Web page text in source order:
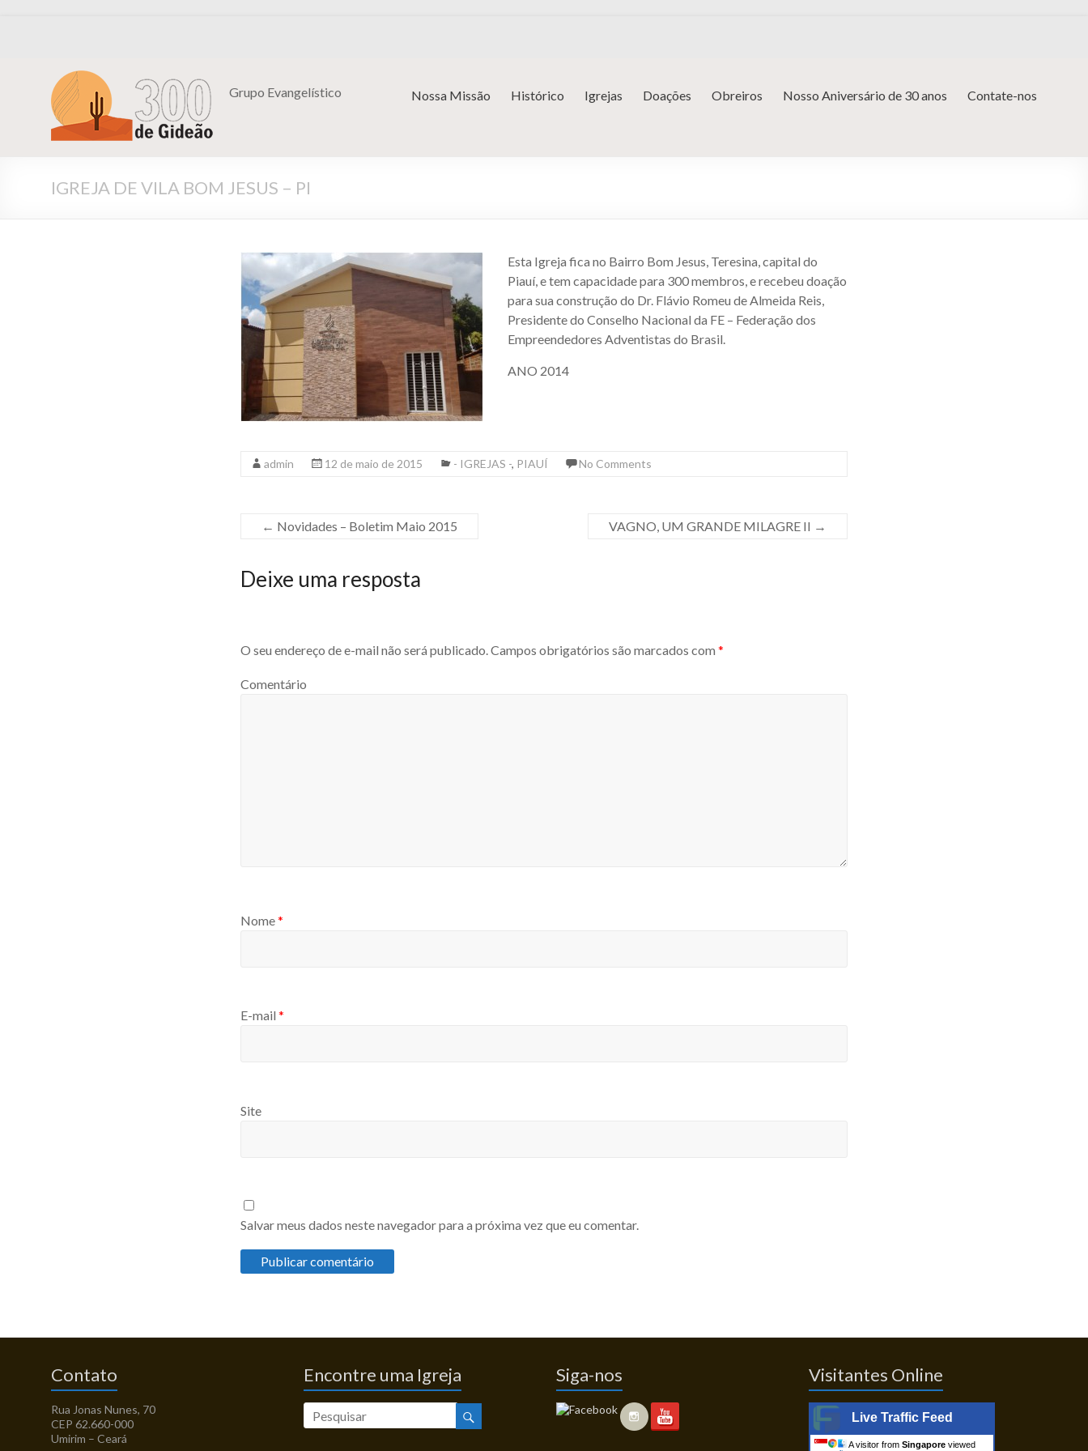
Grupo Evangelístico Nossa Missão Histórico Igrejas Doações Obreiros Nosso Aniversário de 30 anos Contate-nos
IGREJA DE VILA BOM JESUS – PI
Esta Igreja fica no Bairro Bom Jesus, Teresina, capital do
Piauí, e tem capacidade para 300 membros, e recebeu doação
para sua construção do Dr. Flávio Romeu de Almeida Reis,
Presidente do Conselho Nacional da FE – Federação dos
Empreendedores Adventistas do Brasil.
ANO 2014
admin 12 de maio de 2015 - IGREJAS -, PIAUÍ No Comments
← Novidades – Boletim Maio 2015 VAGNO, UM GRANDE MILAGRE II →
Deixe uma resposta
O seu endereço de e-mail não será publicado.Campos obrigatórios são marcados com *
Comentário
Nome*
E-mail *
Site
Salvar meus dados neste navegador para a próxima vez que eu comentar.
Contato
Rua Jonas Nunes, 70
CEP 62.660-000
Umirim – Ceará
Encontre uma Igreja Siga-nos Visitantes Online
Live Traffic Feed
A visitor from Singapore viewed